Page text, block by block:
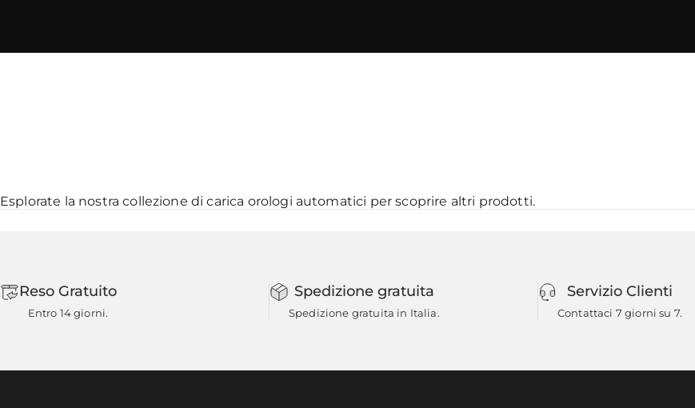
Esplorate la nostra collezione dicarica orologi automatici per scoprire altri prodotti.
Reso Gratuito
Entro 14 giorni.
Spedizione gratuita
Spedizione gratuita in Italia.
Servizio Clienti
Contattaci 7 giorni su 7.